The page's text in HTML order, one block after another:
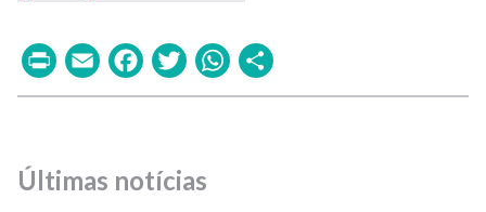
PrintEmailFacebook
TwitterWhatsApp
Últimas notícias